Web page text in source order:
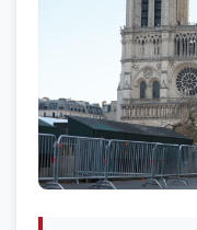
NÖBETÇİ ECZANELER
SON DAKİKA HABERLERİ
VİDEO GALERİ